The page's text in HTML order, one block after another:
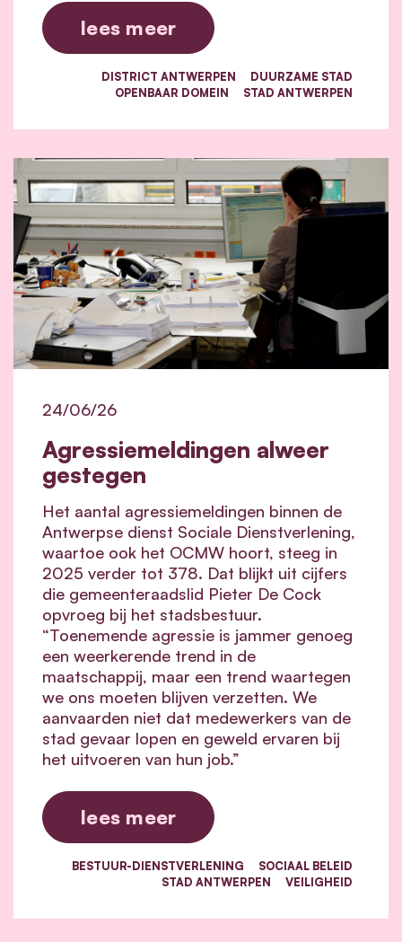
lees meer
DISTRICT ANTWERPEN
DUURZAME STAD
OPENBAAR DOMEIN
STAD ANTWERPEN
Agressiemeldingen alweer
gestegen
24/06/26
Het aantal agressiemeldingen binnen de
Antwerpse dienst Sociale Dienstverlening,
waartoe ook het OCMW hoort, steeg in
2025 verder tot 378. Dat blijkt uit cijfers
die gemeenteraadslid Pieter De Cock
opvroeg bij het stadsbestuur.
“Toenemende agressie is jammer genoeg
een weerkerende trend in de
maatschappij, maar een trend waartegen
we ons moeten blijven verzetten. We
aanvaarden niet dat medewerkers van de
stad gevaar lopen en geweld ervaren bij
het uitvoeren van hun job.”
lees meer
BESTUUR-DIENSTVERLENING
SOCIAAL BELEID
STAD ANTWERPEN
VEILIGHEID